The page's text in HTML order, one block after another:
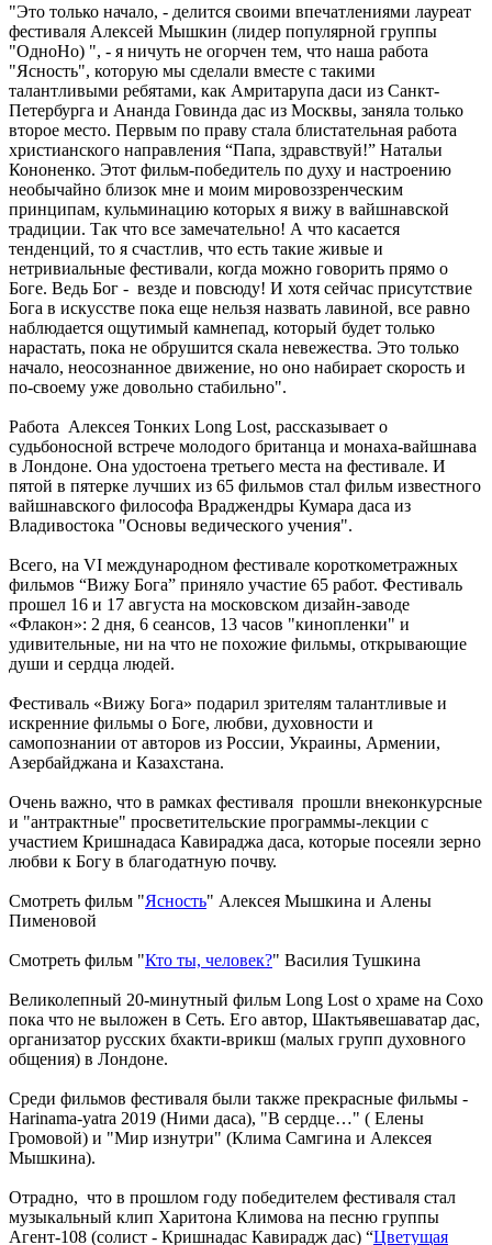
"Это только начало, - делится своими впечатлениями лауреат
фестиваля Алексей Мышкин (лидер популярной группы
"ОдноНо) ", - я ничуть не огорчен тем, что наша работа
"Ясность", которую мы сделали вместе с такими
талантливыми ребятами, как Амритарупа даси из Санкт-
Петербурга и Ананда Говинда дас из Москвы, заняла только
второе место. Первым по праву стала блистательная работа
христианского направления “Папа, здравствуй!” Натальи
Кононенко. Этот фильм-победитель по духу и настроению
необычайно близок мне и моим мировоззренческим
принципам, кульминацию которых я вижу в вайшнавской
традиции. Так что все замечательно! А что касается
тенденций, то я счастлив, что есть такие живые и
нетривиальные фестивали, когда можно говорить прямо о
Боге. Ведь Бог - везде и повсюду! И хотя сейчас присутствие
Бога в искусстве пока еще нельзя назвать лавиной, все равно
наблюдается ощутимый камнепад, который будет только
нарастать, пока не обрушится скала невежества. Это только
начало, неосознанное движение, но оно набирает скорость и
по-своему уже довольно стабильно".
Работа Алексея Тонких Long Lost, рассказывает о
судьбоносной встрече молодого британца и монаха-вайшнава
в Лондоне. Она удостоена третьего места на фестивале. И
пятой в пятерке лучших из 65 фильмов стал фильм известного
вайшнавского философа Враджендры Кумара даса из
Владивостока "Основы ведического учения".
Всего, на VI международном фестивале короткометражных
фильмов “Вижу Бога” приняло участие 65 работ. Фестиваль
прошел 16 и 17 августа на московском дизайн-заводе
«Флакон»: 2 дня, 6 сеансов, 13 часов "кинопленки" и
удивительные, ни на что не похожие фильмы, открывающие
души и сердца людей.
Фестиваль «Вижу Бога» подарил зрителям талантливые и
искренние фильмы о Боге, любви, духовности и
самопознании от авторов из России, Украины, Армении,
Азербайджана и Казахстана.
Очень важно, что в рамках фестиваля прошли внеконкурсные
и "антрактные" просветительские программы-лекции с
участием Кришнадаса Кавираджа даса, которые посеяли зерно
любви к Богу в благодатную почву.
Смотреть фильм "Ясность" Алексея Мышкина и Алены
Пименовой
Смотреть фильм "Кто ты, человек?" Василия Тушкина
Великолепный 20-минутный фильм Long Lost о храме на Сохо
пока что не выложен в Сеть. Его автор, Шактьявешаватар дас,
организатор русских бхакти-врикш (малых групп духовного
общения) в Лондоне.
Среди фильмов фестиваля были также прекрасные фильмы -
Harinama-yatra 2019 (Ними даса), "В сердце…" ( Елены
Громовой) и "Мир изнутри" (Клима Самгина и Алексея
Мышкина).
Отрадно, что в прошлом году победителем фестиваля стал
музыкальный клип Харитона Климова на песню группы
Агент-108 (солист - Кришнадас Кавирадж дас) “Цветущая